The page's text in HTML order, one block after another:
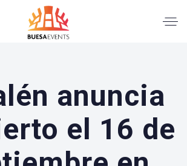
anuncia
el 16 de